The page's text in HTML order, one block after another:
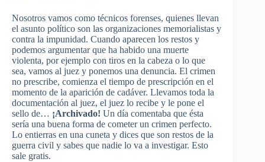
Nosotros vamos como técnicos forenses, quienes llevan
el asunto político son las organizaciones memorialistas y
contra la impunidad. Cuando aparecen los restos y
podemos argumentar que ha habido una muerte
violenta, por ejemplo con tiros en la cabeza o lo que
sea, vamos al juez y ponemos una denuncia. El crimen
no prescribe, comienza el tiempo de prescripción en el
momento de la aparición de cadáver. Llevamos toda la
documentación al juez, el juez lo recibe y le pone el
sello de… ¡Archivado! Un día comentaba que ésta
sería una buena forma de cometer un crimen perfecto.
Lo entierras en una cuneta y dices que son restos de la
guerra civil y sabes que nadie lo va a investigar. Esto
sale gratis.